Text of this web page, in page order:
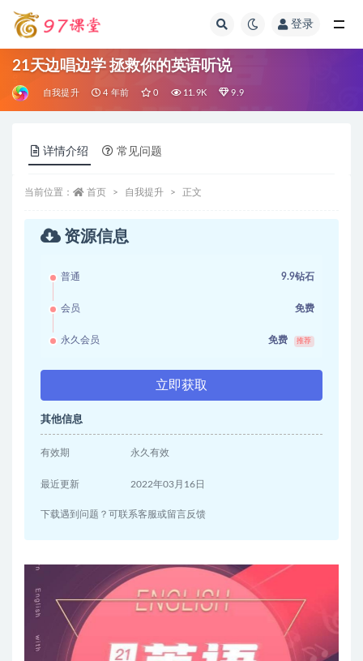
登录
21天边唱边学 拯救你的英语听说
自我提升 4 年前 0 11.9K 9.9
详情介绍 常见问题
当前位置： 首页 自我提升 正文
资源信息
普通 9.9钻石
会员 免费
永久会员 免费 推荐
立即获取
其他信息
有效期 永久有效
最近更新 2022年03月16日
下载遇到问题？可联系客服或留言反馈